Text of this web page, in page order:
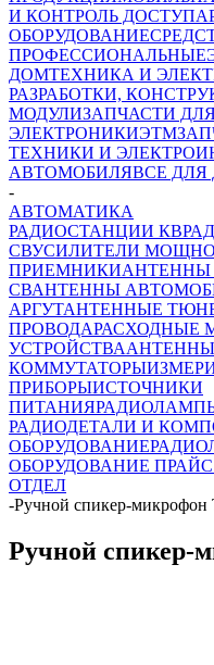
И КОНТРОЛЬ ДОСТУПА
ОБОРУДОВАНИЕ
ПРОФЕССИОНАЛЬНЫЕ
ДОМТЕХНИКА И
РАЗРАБОТКИ,
МОДУЛИЗАПЧАСТИ
ЭЛЕКТРОНИКИЭТМ
ТЕХНИКИ И
АВТОМОБИЛЯВСЕ ДЛЯ
-
АВТОМАТИКА
РАДИОСТАНЦИИ КВ
СВУСИЛИТЕЛИ
ПРИЕМНИКИАНТЕННЫ
СВАНТЕННЫ
АРГУТАНТЕННЫЕ
ПРОВОДАРАСХОДНЫЕ
УСТРОЙСТВА
КОММУТАТОРЫ
ПРИБОРЫИСТОЧНИКИ
ПИТАНИЯ
РАДИОДЕТАЛИ И
ОБОРУДОВАНИЕ
ОБОРУДОВАНИЕ
ОТДЕЛ
-Ручной спикер-микрофон
Ручной спикер-